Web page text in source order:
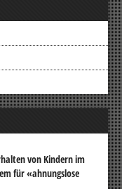
von Kindern im
für «ahnungslose